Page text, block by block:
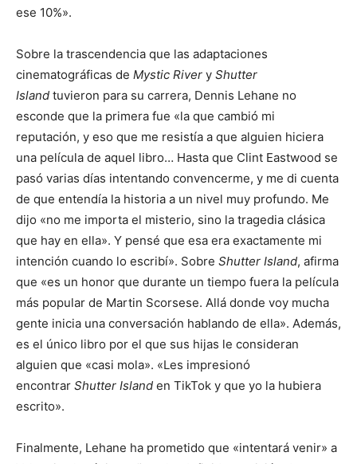
ese 10%».
Sobre la trascendencia que las adaptaciones
cinematográficas de Mystic River y Shutter
Island tuvieron para su carrera, Dennis Lehane no
esconde que la primera fue «la que cambió mi
reputación, y eso que me resistía a que alguien hiciera
una película de aquel libro… Hasta que Clint Eastwood se
pasó varias días intentando convencerme, y me di cuenta
de que entendía la historia a un nivel muy profundo. Me
dijo «no me importa el misterio, sino la tragedia clásica
que hay en ella». Y pensé que esa era exactamente mi
intención cuando lo escribí». Sobre Shutter Island, afirma
que «es un honor que durante un tiempo fuera la película
más popular de Martin Scorsese. Allá donde voy mucha
gente inicia una conversación hablando de ella». Además,
es el único libro por el que sus hijas le consideran
alguien que «casi mola». «Les impresionó
encontrar Shutter Island en TikTok y que yo la hubiera
escrito».
Finalmente, Lehane ha prometido que «intentará venir» a